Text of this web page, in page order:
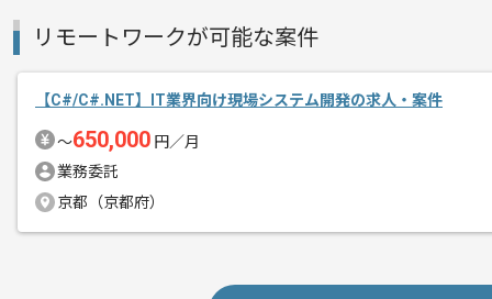
エージェントからのコ
メント
本企業様は東海エリアを中心に多数の
リモートワークが可能な案件
【C#/C#.NET】IT業界向け現場システム開発の求人・案件
〜650,000 円／月
業務委託
京都（京都府）